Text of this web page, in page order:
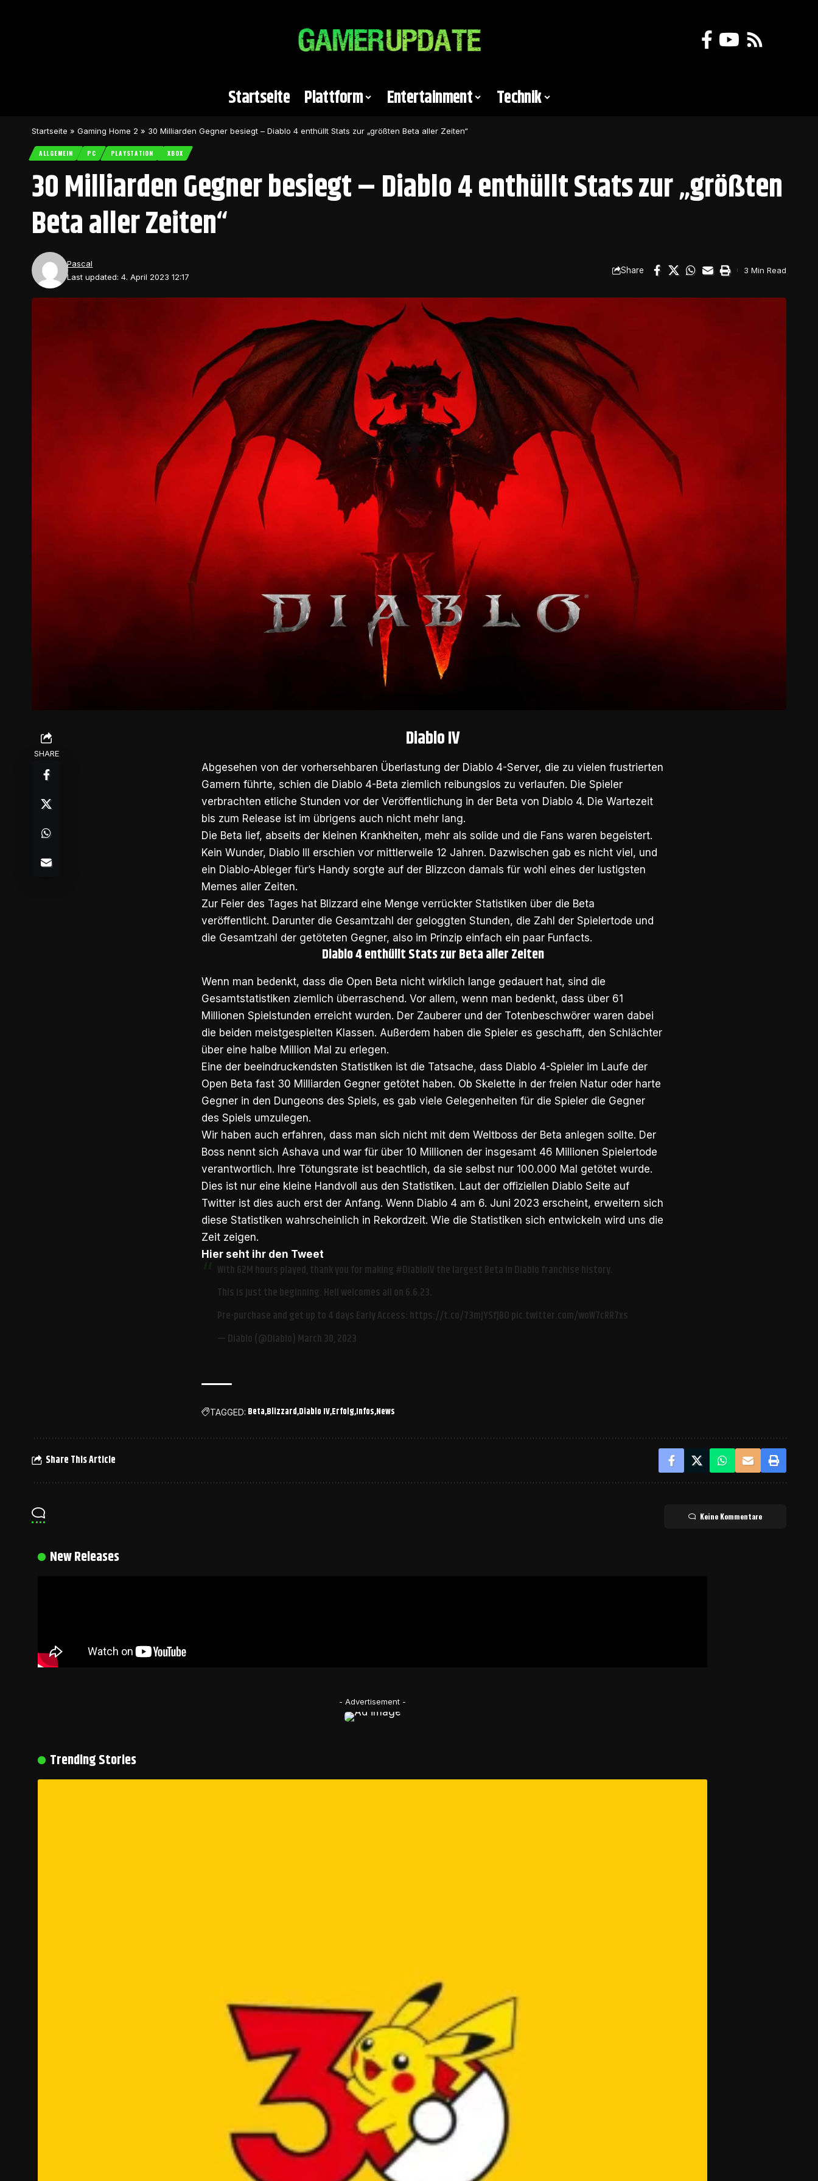
Startseite Plattform Entertainment Technik
Startseite » Gaming Home 2 » 30 Milliarden Gegner besiegt – Diablo 4 enthüllt Stats zur „größten Beta aller Zeiten“
ALLGEMEIN PC PLAYSTATION XBOX
30 Milliarden Gegner besiegt – Diablo 4 enthüllt Stats zur „größten
Beta aller Zeiten“
Last updated: 4. April 2023 12:17
Pascal
Share 3 Min Read
SHARE
Diablo IV
Abgesehen von der vorhersehbaren Überlastung der Diablo 4-Server, die zu vielen frustrierten
Gamern führte, schien die Diablo 4-Beta ziemlich reibungslos zu verlaufen. Die Spieler
verbrachten etliche Stunden vor der Veröffentlichung in der Beta von Diablo 4. Die Wartezeit
bis zum Release ist im übrigens auch nicht mehr lang.
Die Beta lief, abseits der kleinen Krankheiten, mehr als solide und die Fans waren begeistert.
Kein Wunder, Diablo III erschien vor mittlerweile 12 Jahren. Dazwischen gab es nicht viel, und
ein Diablo-Ableger für’s Handy sorgte auf der Blizzcon damals für wohl eines der lustigsten
Memes aller Zeiten.
Zur Feier des Tages hat Blizzard eine Menge verrückter Statistiken über die Beta
veröffentlicht. Darunter die Gesamtzahl der geloggten Stunden, die Zahl der Spielertode und
die Gesamtzahl der getöteten Gegner, also im Prinzip einfach ein paar Funfacts.
Diablo 4 enthüllt Stats zur Beta aller Zeiten
Wenn man bedenkt, dass die Open Beta nicht wirklich lange gedauert hat, sind die
Gesamtstatistiken ziemlich überraschend. Vor allem, wenn man bedenkt, dass über 61
Millionen Spielstunden erreicht wurden. Der Zauberer und der Totenbeschwörer waren dabei
die beiden meistgespielten Klassen. Außerdem haben die Spieler es geschafft, den Schlächter
über eine halbe Million Mal zu erlegen.
Eine der beeindruckendsten Statistiken ist die Tatsache, dass Diablo 4-Spieler im Laufe der
Open Beta fast 30 Milliarden Gegner getötet haben. Ob Skelette in der freien Natur oder harte
Gegner in den Dungeons des Spiels, es gab viele Gelegenheiten für die Spieler die Gegner
des Spiels umzulegen.
Wir haben auch erfahren, dass man sich nicht mit dem Weltboss der Beta anlegen sollte. Der
Boss nennt sich Ashava und war für über 10 Millionen der insgesamt 46 Millionen Spielertode
verantwortlich. Ihre Tötungsrate ist beachtlich, da sie selbst nur 100.000 Mal getötet wurde.
Dies ist nur eine kleine Handvoll aus den Statistiken. Laut der offiziellen Diablo Seite auf
Twitter ist dies auch erst der Anfang. Wenn Diablo 4 am 6. Juni 2023 erscheint, erweitern sich
diese Statistiken wahrscheinlich in Rekordzeit. Wie die Statistiken sich entwickeln wird uns die
Zeit zeigen.
Hier seht ihr den Tweet
With 62M hours played, thank you for making#DiabloIVthe largest Beta in Diablo franchise history.
This is just the beginning. Hell welcomes all on 6.6.23.
Pre-purchase and get up to 4 days Early Access: https://t.co/73mjYSfJBOpic.twitter.com/woW7cRR7xs
— Diablo (@Diablo)March 30, 2023
TAGGED: Beta Blizzard Diablo IVErfolg Infos News
Share This Article
Keine Kommentare
New Releases
- Advertisement -
Trending Stories